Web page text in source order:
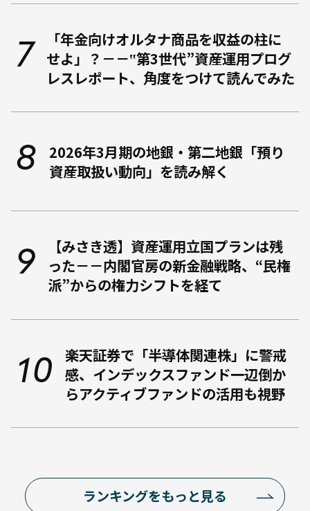
「年金向けオルタナ商品を収益の柱に
せよ」？－－‟第3世代”資産運用プログ
レスレポート、角度をつけて読んでみた
2026年3月期の地銀・第二地銀「預り
資産取扱い動向」を読み解く
【みさき透】資産運用立国プランは残
った－－内閣官房の新金融戦略、“民権
派”からの権力シフトを経て
楽天証券で「半導体関連株」に警戒
感、インデックスファンド一辺倒か
らアクティブファンドの活用も視野
ランキングをもっと見る